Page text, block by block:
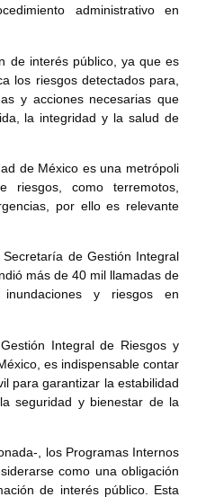
administrativo en
de interés público, ya que es
los riesgos detectados para,
y acciones necesarias que
la integridad y la salud de
de México es una metrópoli
riesgos, como terremotos,
por ello es relevante
de Gestión Integral
más de 40 mil llamadas de
inundaciones y riesgos en
Integral de Riesgos y
es indispensable contar
para garantizar la estabilidad
seguridad y bienestar de la
, los Programas Internos
como una obligación
de interés público. Esta